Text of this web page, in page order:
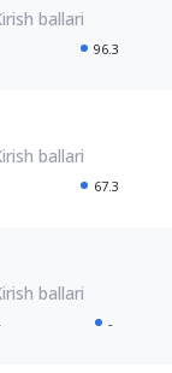
96.3
67.3
-